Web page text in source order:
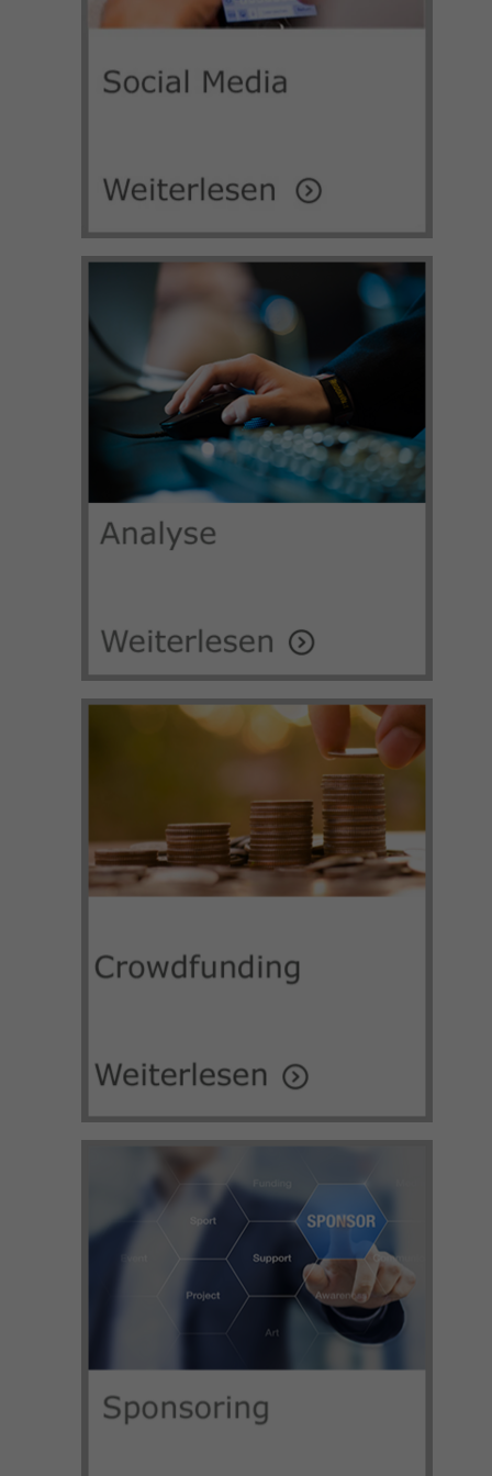
darüber, wie es der Website geht. Die
erhobenen Daten umfassen die Anzahl
stammen, und die Seiten in
32970526-4
Anbieter Google LLC
Dies ist ein von Google Analytics gesetztes
Cookie vom Mustertyp, bei dem das
Musterelement auf dem Namen die
eindeutige Identitätsnummer des Kontos
oder der Website enthält, auf das es sich
bezieht. Es scheint eine Variation des
_gat-Cookies zu sein, das verwendet wird,
um die von Google auf Websites mit
hohem Traffic-Aufkommen aufgezeichnete
Datenmenge zu begrenzen.